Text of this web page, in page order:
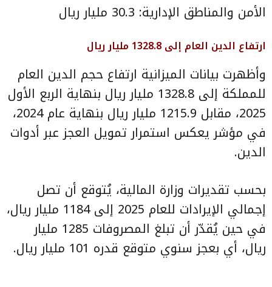
الأمن والمناطق الإدارية: 30.3 مليار ريال
ارتفاع الدين العام إلى 1328.8 مليار ريال
وأظهرت بيانات الميزانية ارتفاع حجم الدين العام
للمملكة إلى 1328.8 مليار ريال بنهاية الربع الأول
2025، مقابل 1215.9 مليار ريال بنهاية عام 2024،
في مؤشر يعكس استمرار تمويل العجز عبر أدوات
الدين.
بحسب تقديرات وزارة المالية، يُتوقع أن تصل
إجمالي الإيرادات للعام 2025 إلى 1184 مليار ريال،
في حين يُقدّر أن تبلغ المصروفات 1285 مليار
ريال، أي بعجز سنوي متوقع قدره 101 مليار ريال.